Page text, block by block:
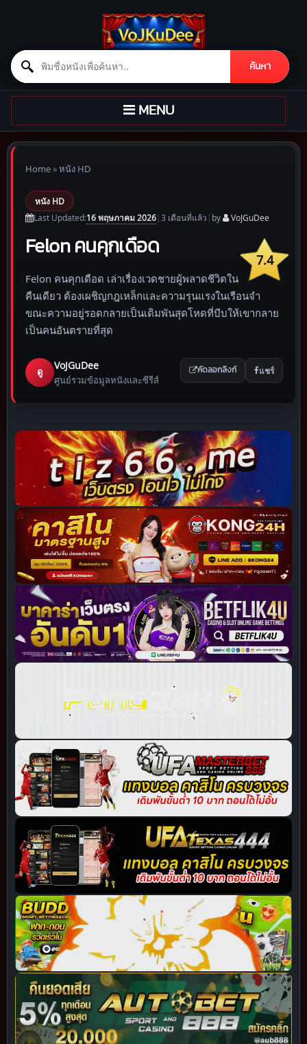
Search for:
ค้นหา
Skip to content
TOGGLE
NAVIGATION
MENU
Home»หนัง HD
หนัง HD
Last Updated:16 พฤษภาคม 2026|3 เดือนที่แล้ว | by VoJGuDee
7.4
Felon คนคุกเดือด
Felon คนคุกเดือด เล่าเรื่องเวดชายผู้พลาดชีวิตใน
คืนเดียว ต้องเผชิญกฎเหล็กและความรุนแรงในเรือนจำ
ขณะความอยู่รอดกลายเป็นเดิมพันสุดโหดที่บีบให้เขากลาย
เป็นคนอันตรายที่สุด
ดู
VoJGuDee
ศูนย์รวมข้อมูลหนังและซีรีส์
คัดลอกลิงก์ แชร์